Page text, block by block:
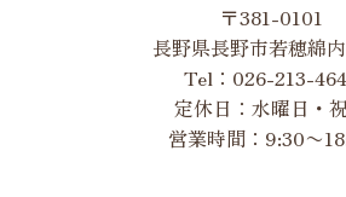
〒381-0101
長野県長野市若穂綿
Tel： 026-213-
定休日：水曜日・
営業時間：9:30〜